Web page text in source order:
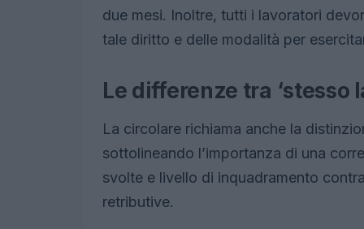
due mesi. Inoltre, tutti i lavoratori
tale diritto e delle modalità per
Le differenze tra ‘stesso
La circolare richiama anche la
sottolineando l’importanza di una
svolte e livello di inquadramento
retributive.